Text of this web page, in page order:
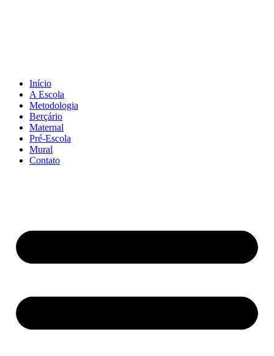
Início
A Escola
Metodologia
Berçário
Maternal
Pré-Escola
Mural
Contato